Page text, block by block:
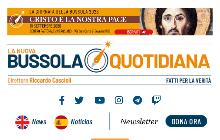
News Noticias DONA ORA
Newsletter